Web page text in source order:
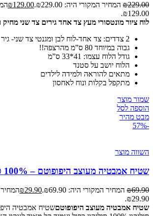
₪229.00 המחיר המקורי היה: ₪229.00. ₪129.00
₪129.00.
לוח ציור מונטסורי מעץ צד אחד גירים צד שני מחיק
2 צדדים: צד אחד-לוח לבן ומגנטי צד שני- גיר
גבוה במיוחד 80 ס”מ מהרצפה!!
גודל הלוח עצמו: 41*33 ס”מ
הלוח יושב על סטנד
מתאים להוראה ולמידה לילדים
מתקפל בקלות ונוח לאחסון
שמור מוצר
הוספה לסל
מבט מהיר
-57%
השווה מוצר
שטיח אמבטיה מעוצב היפופוטם – 100% סיליקון
₪69.90 המחיר המקורי היה: ₪69.90. ₪29.90
₪29.90.
שטיח אמבטיה מעוצב היפופוטם